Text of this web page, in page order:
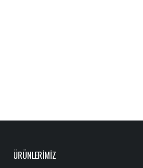
ÜRÜNLERİMİZ